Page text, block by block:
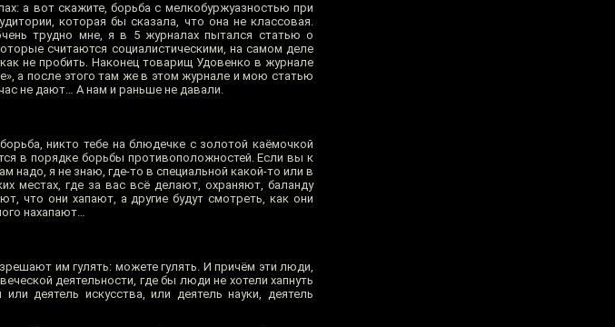
а вот скажите, борьба с мелкобуржуазностью при
которая бы сказала, что она не классовая.
трудно мне, я в 5 журналах пытался статью о
считаются социалистическими, на самом деле
не пробить. Наконец товарищ Удовенко в журнале
а после этого там же в этом журнале и мою статью
не дают… А нам и раньше не давали.
никто тебе на блюдечке с золотой каёмочкой
в порядке борьбы противоположностей. Если вы к
надо, я не знаю, где-то в специальной какой-то или в
местах, где за вас всё делают, охраняют, баланду
что они хапают, а другие будут смотреть, как они
нахапают…
им гулять: можете гулять. И причём эти люди,
деятельности, где бы люди не хотели хапнуть
деятель искусства, или деятель науки, деятель